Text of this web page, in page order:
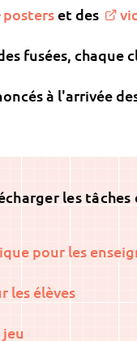
posterset des
fusées, chaque
à l'arrivée
les
pour les
les élèves